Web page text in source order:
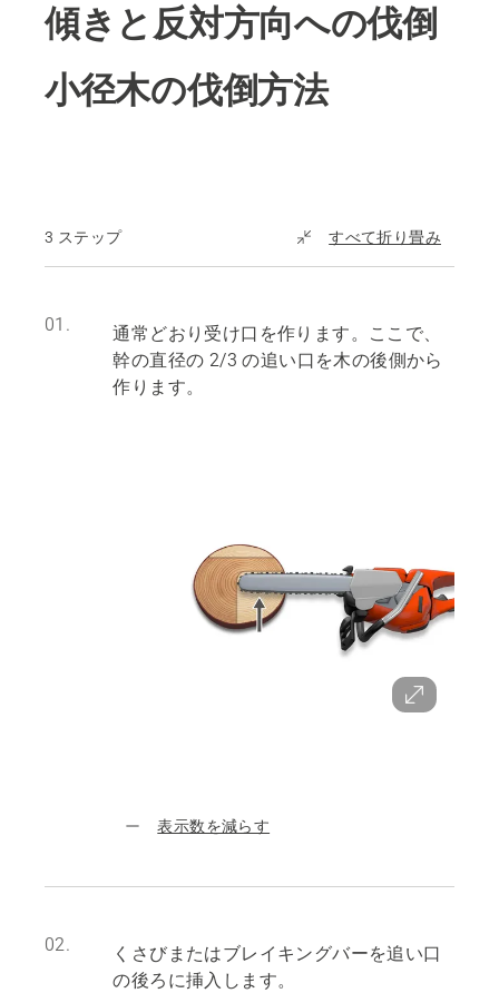
傾きと反対方向への伐倒
小径木の伐倒方法
3 ステップ すべて折り畳み
01.
通常どおり受け口を作ります。ここで、
幹の直径の 2/3 の追い口を木の後側から
作ります。
表示数を減らす
02.
くさびまたはブレイキングバーを追い口
の後ろに挿入します。